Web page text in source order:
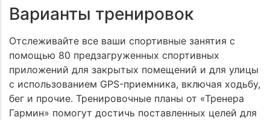
Варианты тренировок
Отслеживайте все ваши спортивные занятия с
помощью 80 предзагруженных спортивных
приложений для закрытых помещений и для улицы
с использованием GPS-приемника, включая ходьбу,
бег и прочие. Тренировочные планы от «Тренера
Гармин» помогут достичь поставленных целей для